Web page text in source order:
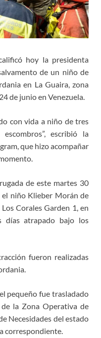
hoy la presidenta
de un niño de
en La Guaira, zona
de junio en Venezuela.
con vida a niño de tres
escribió la
que hizo acompañar
de este martes 30
niño Klieber Morán de
Corales Garden 1, en
días atrapado bajo los
fueron realizadas
pequeño fue trasladado
la Zona Operativa de
Necesidades del estado
correspondiente.